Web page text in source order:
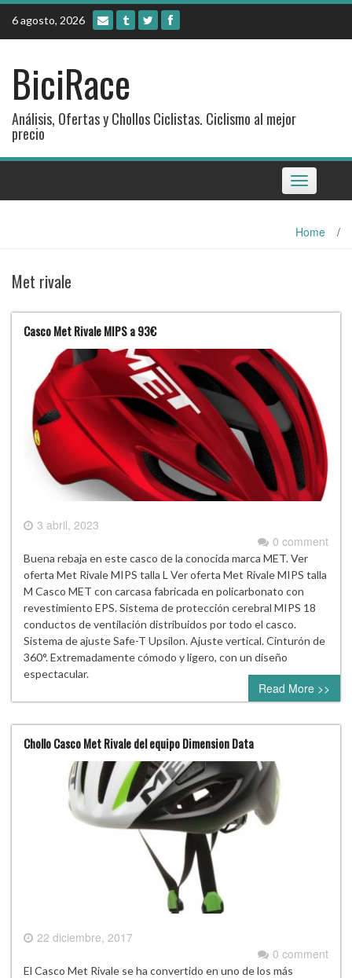
Skip
content
6 agosto, 2026
BiciRace
Análisis, Ofertas y Chollos Ciclistas. Ciclismo al mejor
precio
Toggle
navigation
Home /
Met rivale
Casco Met Rivale MIPS a 93€
3 abril, 2023
0 comment
Buena rebaja en este casco de la conocida marca MET. Ver
oferta Met Rivale MIPS talla L Ver oferta Met Rivale MIPS talla
M Casco MET con carcasa fabricada en policarbonato con
revestimiento EPS. Sistema de protección cerebral MIPS 18
conductos de ventilación distribuidos por todo el casco.
Sistema de ajuste Safe-T Upsilon. Ajuste vertical. Cinturón de
360°. Extremadamente cómodo y ligero, con un diseño
espectacular.
Read More >>
Chollo Casco Met Rivale del equipo Dimension Data
22 diciembre, 2017
0 comment
El Casco Met Rivale se ha convertido en uno de los más